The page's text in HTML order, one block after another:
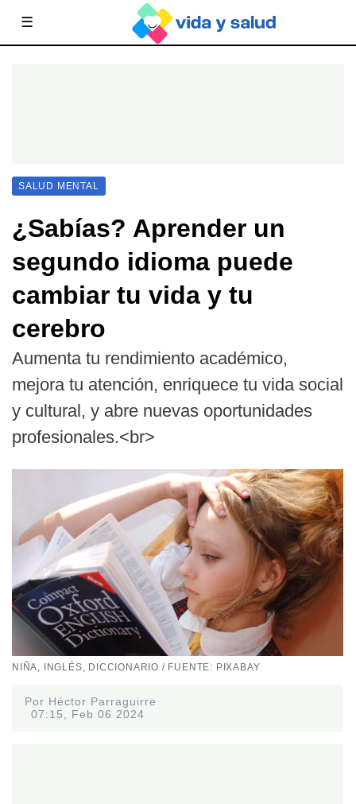
☰
SALUD MENTAL
¿Sabías? Aprender un
segundo idioma puede
cambiar tu vida y tu
cerebro
Aumenta tu rendimiento académico,
mejora tu atención, enriquece tu vida social
y cultural, y abre nuevas oportunidades
profesionales.<br>
NIÑA, INGLÉS, DICCIONARIO / FUENTE: PIXABAY
Por Héctor Parraguirre
07:15, Feb 06 2024